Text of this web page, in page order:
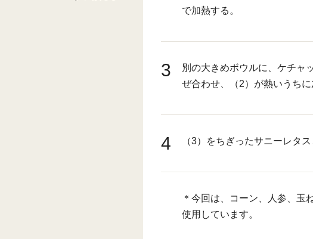
で加熱する。
3
別の大きめボウルに、ケチャ
ぜ合わせ、（2）が熱いうち
4 （3）をちぎったサニーレタ
＊今回は、コーン、人参、玉
使用しています。